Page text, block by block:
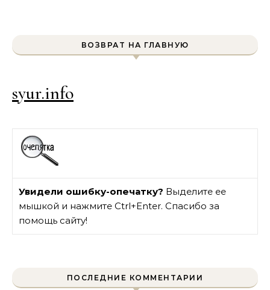
ВОЗВРАТ НА ГЛАВНУЮ
syur.info
Увидели ошибку-опечатку? Выделите ее
мышкой и нажмите Ctrl+Enter. Спасибо за
помощь сайту!
ПОСЛЕДНИЕ КОММЕНТАРИИ